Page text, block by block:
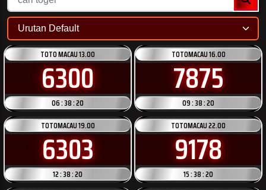
TOTO MACAU 13.00
6300
06 : 38 : 20
TOTOMACAU 16.00
7875
09 : 38 : 20
TOTOMACAU 19.00
6303
12 : 38 : 20
TOTOMACAU 22.00
9178
15 : 38 : 20